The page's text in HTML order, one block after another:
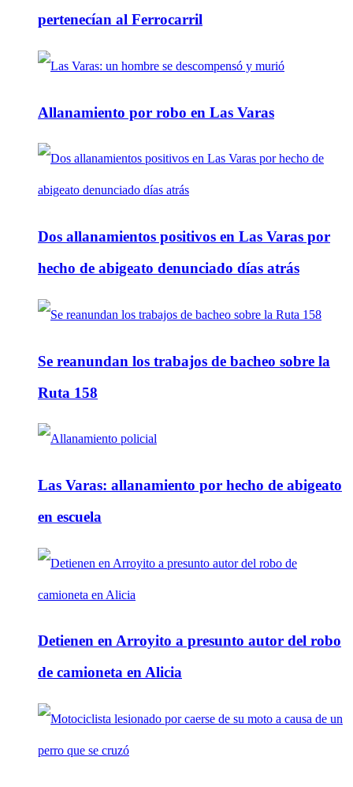
pertenecían al Ferrocarril
Allanamiento por robo en Las Varas
Dos allanamientos positivos en Las Varas por
hecho de abigeato denunciado días atrás
Se reanundan los trabajos de bacheo sobre la
Ruta 158
Las Varas: allanamiento por hecho de abigeato
en escuela
Detienen en Arroyito a presunto autor del robo
de camioneta en Alicia